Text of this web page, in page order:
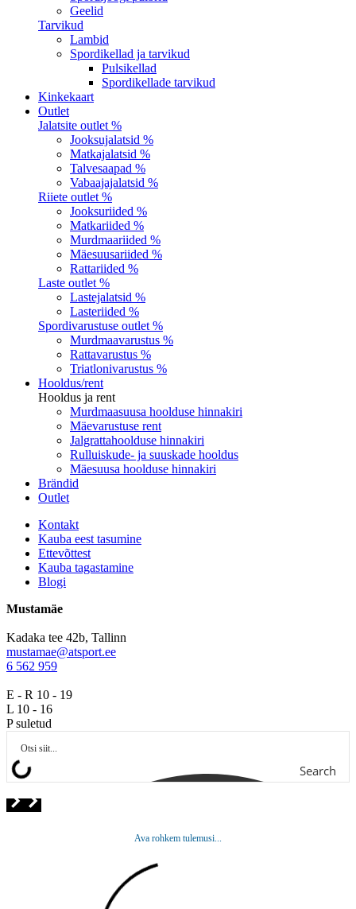
Geelid
Tarvikud
Lambid
Spordikellad ja tarvikud
Pulsikellad
Spordikellade tarvikud
Kinkekaart
Outlet
Jalatsite outlet %
Jooksujalatsid %
Matkajalatsid %
Talvesaapad %
Vabaajajalatsid %
Riiete outlet %
Jooksuriided %
Matkariided %
Murdmaariided %
Mäesuusariided %
Rattariided %
Laste outlet %
Lastejalatsid %
Lasteriided %
Spordivarustuse outlet %
Murdmaavarustus %
Rattavarustus %
Triatlonivarustus %
Hooldus/rent
Hooldus ja rent
Murdmaasuusa hoolduse hinnakiri
Mäevarustuse rent
Jalgrattahoolduse hinnakiri
Rulluiskude- ja suuskade hooldus
Mäesuusa hoolduse hinnakiri
Brändid
Outlet
Kontakt
Kauba eest tasumine
Ettevõttest
Kauba tagastamine
Blogi
Mustamäe
Kadaka tee 42b, Tallinn
mustamae@atsport.ee
6 562 959
E - R 10 - 19
L 10 - 16
P suletud
Search
Ava rohkem tulemusi...